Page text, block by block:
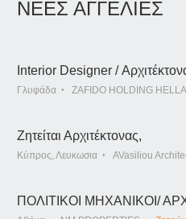
ΝΕΕΣ ΑΓΓΕΛΙΕΣ
Interior Designer /
Γλυφάδα ZAFIDO HOLDING
Ζητείται Αρχιτέκτονας,
Κύπρος, Λευκωσια AVasiliou
ΠΟΛΙΤΙΚΟΙ ΜΗΧΑΝΙΚΟΙ/